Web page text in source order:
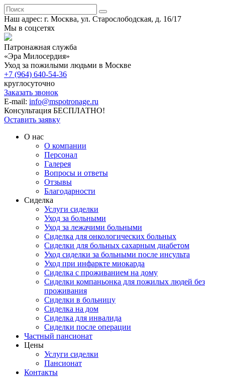
Наш адрес: г. Москва, ул. Старослободская, д. 16/17
Мы в соцсетях
Патронажная служба
«Эра Милосердия»
Уход за пожилыми людьми в Москве
+7 (964) 640-54-36
круглосуточно
Заказать звонок
E-mail: info@mspotronage.ru
Консультация БЕСПЛАТНО!
Оставить заявку
О нас
О компании
Персонал
Галерея
Вопросы и ответы
Отзывы
Благодарности
Сиделка
Услуги сиделки
Уход за больными
Уход за лежачими больными
Сиделка для онкологических больных
Сиделки для больных сахарным диабетом
Уход сиделки за больными после инсульта
Уход при инфаркте миокарда
Сиделка с проживанием на дому
Сиделки компаньонка для пожилых людей без
проживания
Сиделки в больницу
Сиделка на дом
Сиделка для инвалида
Сиделки после операции
Частный пансионат
Цены
Услуги сиделки
Пансионат
Контакты